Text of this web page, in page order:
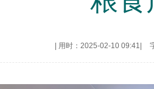
用时：2025-02-10 09:41